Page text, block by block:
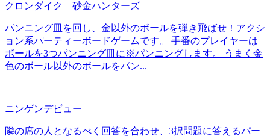
クロンダイク 砂金ハンターズ
パンニング皿を回し、金以外のボールを弾き飛ばせ！アクシ
ョン系パーティーボードゲームです。 手番のプレイヤーは
ボールを3つパンニング皿に※パンニングします。 うまく金
色のボール以外のボールをパン...
ニンゲンデビュー
隣の席の人となるべく回答を合わせ、3択問題に答えるパー